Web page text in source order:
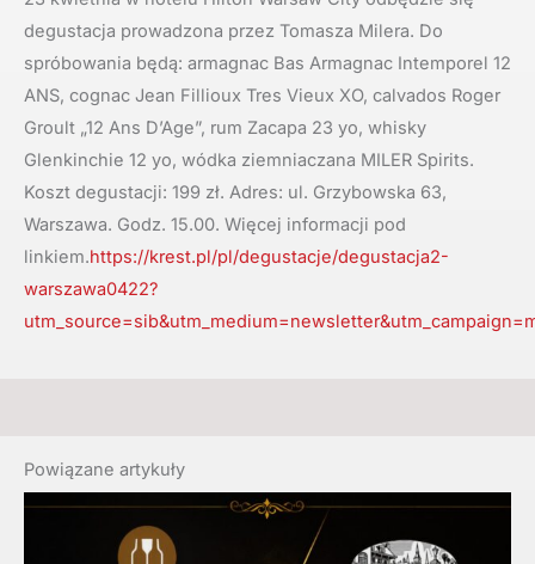
degustacja prowadzona przez Tomasza Milera. Do
spróbowania będą: armagnac Bas Armagnac Intemporel 12
ANS, cognac Jean Fillioux Tres Vieux XO, calvados Roger
Groult „12 Ans D’Age”, rum Zacapa 23 yo, whisky
Glenkinchie 12 yo, wódka ziemniaczana MILER Spirits.
Koszt degustacji: 199 zł. Adres: ul. Grzybowska 63,
Warszawa. Godz. 15.00. Więcej informacji pod
linkiem.https://krest.pl/pl/degustacje/degustacja2-
warszawa0422?
Powiązane artykuły